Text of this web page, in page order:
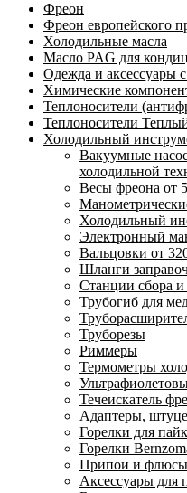
Фреон
Фреон европейского
Холодильные масла
Масло PAG для
Одежда и аксессуары
Химические
Теплоносители
Теплоносители
Холодильный
Вакуумные
холодильной
Весы фреона от
Холодильный
Электронный
Вальцовки от
Шланги
Станции сбора и
Трубогиб для
Труборезы
Риммеры
Термометры
Течеискатель
Адаптеры,
Горелки для
Горелки
Припои и флюсы
Аксессуары для